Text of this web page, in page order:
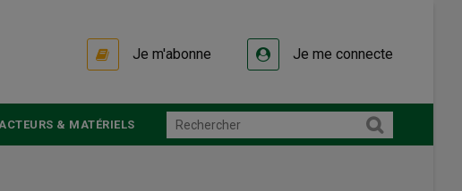
Je m'abonne Je me connecte
& MATÉRIELS